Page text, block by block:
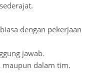
dengan pekerjaan
jawab.
maupun dalam tim.